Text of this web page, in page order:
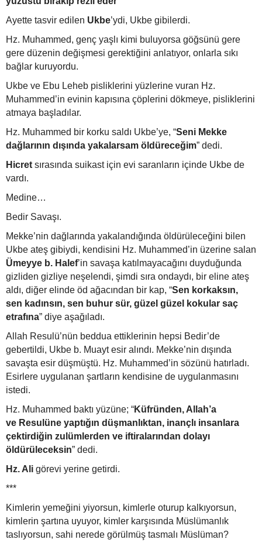
Ayette tasvir edilen Ukbe’ydi, Ukbe gibilerdi.
Hz. Muhammed, genç yaşlı kimi buluyorsa göğsünü gere
gere düzenin değişmesi gerektiğini anlatıyor, onlarla sıkı
bağlar kuruyordu.
Ukbe ve Ebu Leheb pisliklerini yüzlerine vuran Hz.
Muhammed’in evinin kapısına çöplerini dökmeye, pisliklerini
atmaya başladılar.
Hz. Muhammed bir korku saldı Ukbe’ye, “Seni Mekke
dağlarının dışında yakalarsam öldüreceğim” dedi.
Hicret sırasında suikast için evi saranların içinde Ukbe de
vardı.
Medine…
Bedir Savaşı.
Mekke’nin dağlarında yakalandığında öldürüleceğini bilen
Ukbe ateş gibiydi, kendisini Hz. Muhammed’in üzerine salan
Ümeyye b. Halef’in savaşa katılmayacağını duyduğunda
gizliden gizliye neşelendi, şimdi sıra ondaydı, bir eline ateş
aldı, diğer elinde öd ağacından bir kap, “Sen korkaksın,
sen kadınsın, sen buhur sür, güzel güzel kokular saç
etrafına” diye aşağıladı.
Allah Resulü’nün beddua ettiklerinin hepsi Bedir’de
gebertildi, Ukbe b. Muayt esir alındı. Mekke’nin dışında
savaşta esir düşmüştü. Hz. Muhammed’in sözünü hatırladı.
Esirlere uygulanan şartların kendisine de uygulanmasını
istedi.
Hz. Muhammed baktı yüzüne; “Küfründen, Allah’a
ve Resulüne yaptığın düşmanlıktan, inançlı insanlara
çektirdiğin zulümlerden ve iftiralarından dolayı
öldürüleceksin” dedi.
Hz. Ali görevi yerine getirdi.
***
Kimlerin yemeğini yiyorsun, kimlerle oturup kalkıyorsun,
kimlerin şartına uyuyor, kimler karşısında Müslümanlık
taslıyorsun, sahi nerede görülmüş tasmalı Müslüman?